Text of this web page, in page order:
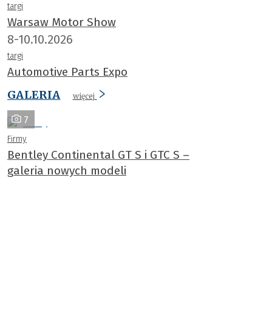
targi
Warsaw Motor Show
8-10.10.2026
targi
Automotive Parts Expo
GALERIA
więcej
7
Firmy
Bentley Continental GT S i GTC S –
galeria nowych modeli